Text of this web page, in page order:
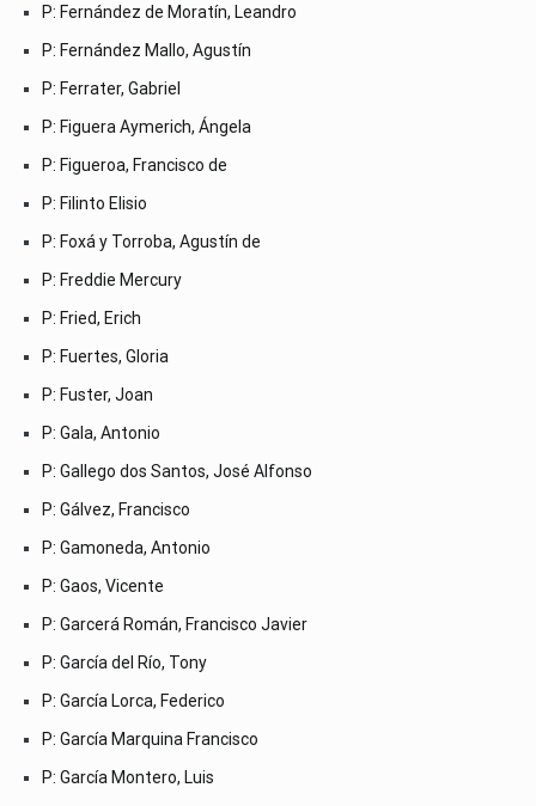
P: Fernández de Moratín, Leandro
P: Fernández Mallo, Agustín
P: Ferrater, Gabriel
P: Figuera Aymerich, Ángela
P: Figueroa, Francisco de
P: Filinto Elisio
P: Foxá y Torroba, Agustín de
P: Freddie Mercury
P: Fried, Erich
P: Fuertes, Gloria
P: Fuster, Joan
P: Gala, Antonio
P: Gallego dos Santos, José Alfonso
P: Gálvez, Francisco
P: Gamoneda, Antonio
P: Gaos, Vicente
P: Garcerá Román, Francisco Javier
P: García del Río, Tony
P: García Lorca, Federico
P: García Marquina Francisco
P: García Montero, Luis